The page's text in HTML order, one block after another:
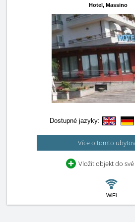
Hotel, Massino
Dostupné jazyky:
Více o tomto
Vložit objekt do
WiFi